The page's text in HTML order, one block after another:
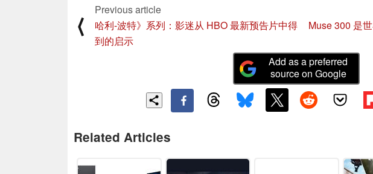
⟨
Previous article
哈利-波特》系列：影迷从 HBO 最新预告片中得
到的启示
Muse 300 是
Add as a preferred
source on Google
Related Articles